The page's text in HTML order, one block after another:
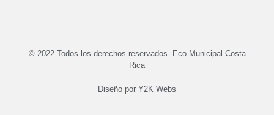
© 2022 Todos los derechos reservados. Eco Municipal Costa
Rica
Diseño por Y2K Webs